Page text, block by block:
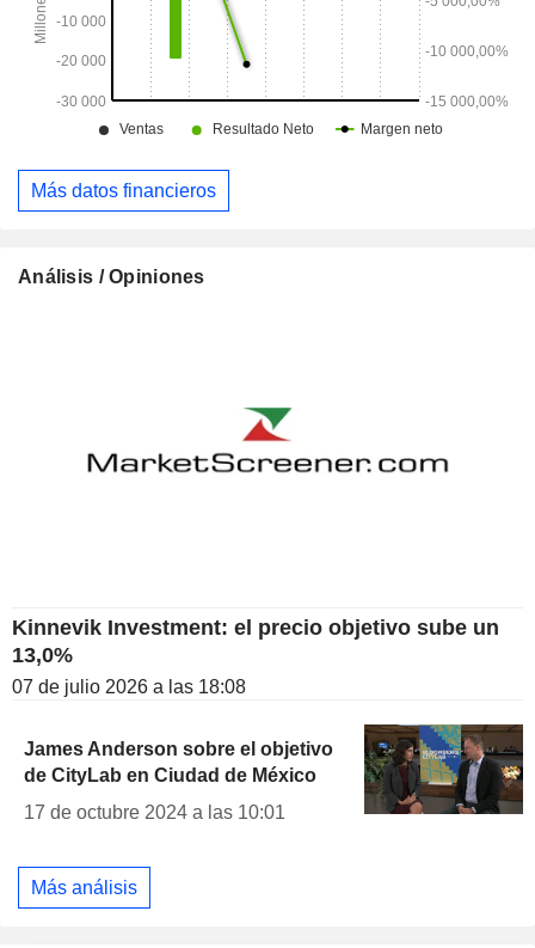
Más datos financieros
Análisis / Opiniones
Kinnevik Investment: el precio objetivo sube un
13,0%
07 de julio 2026 a las 18:08
James Anderson sobre el objetivo
de CityLab en Ciudad de México
17 de octubre 2024 a las 10:01
Más análisis